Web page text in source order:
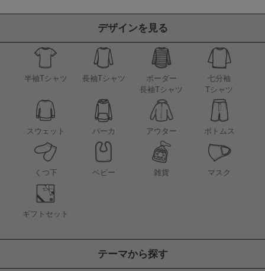
デザインを見る
半袖Tシャツ 長袖Tシャツ
ボーダー
長袖Tシャツ
七分袖
Tシャツ
スウェット パーカ アウター ボトムス
くつ下 ベビー 雑貨 マスク
ギフトセット
テーマから探す